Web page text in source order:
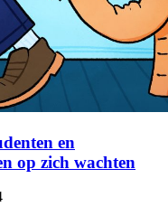
en
op zich wachten